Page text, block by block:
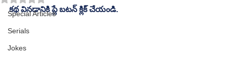
Special Articles
Serials
Jokes
కథ వినడానికి ప్లే బటన్ క్లిక్ చేయండి.